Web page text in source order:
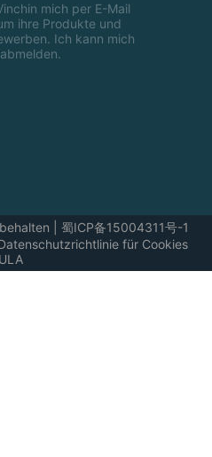
mich per E-Mail
ihre Produkte und
Ich kann mich
蜀ICP备15004311号-1
für Cookies